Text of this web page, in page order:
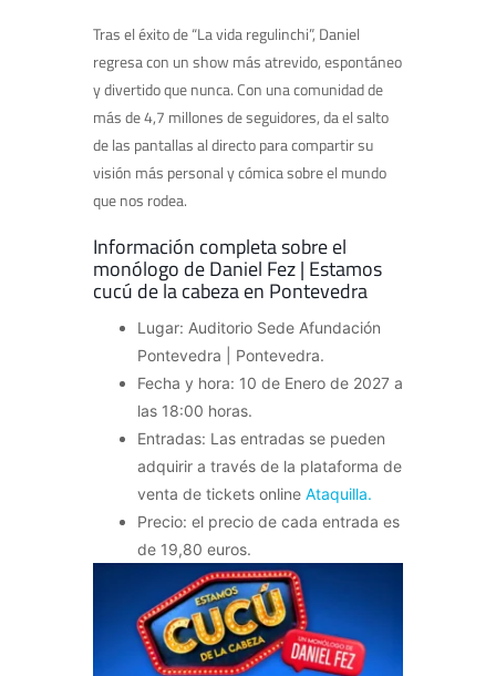
Tras el éxito de “La vida regulinchi”, Daniel
regresa con un show más atrevido, espontáneo
y divertido que nunca. Con una comunidad de
más de 4,7 millones de seguidores, da el salto
de las pantallas al directo para compartir su
visión más personal y cómica sobre el mundo
que nos rodea.
Información completa sobre el
monólogo de Daniel Fez | Estamos
cucú de la cabeza en Pontevedra
Lugar: Auditorio Sede Afundación
Pontevedra | Pontevedra.
Fecha y hora: 10 de Enero de 2027 a
las 18:00 horas.
Entradas: Las entradas se pueden
adquirir a través de la plataforma de
venta de tickets online Ataquilla.
Precio: el precio de cada entrada es
de 19,80 euros.